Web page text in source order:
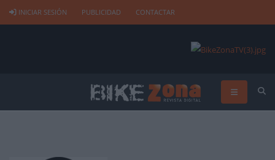
INICIAR SESIÓN PUBLICIDAD CONTACTAR